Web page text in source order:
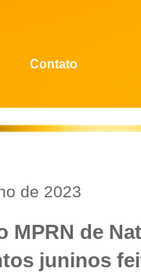
Contato
de 2023
MPRN de
juninos